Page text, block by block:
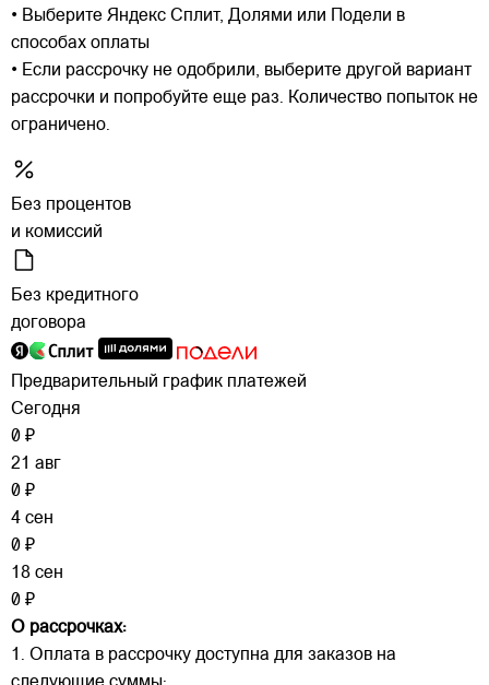
• Выберите Яндекс Сплит, Долями или Подели в
способах оплаты
• Если рассрочку не одобрили, выберите другой вариант
рассрочки и попробуйте еще раз. Количество попыток не
ограничено.
Без процентов
и комиссий
Без кредитного
договора
Предварительный график платежей
Сегодня
0 ₽
21 авг
0 ₽
4 сен
0 ₽
18 сен
0 ₽
О рассрочках:
1. Оплата в рассрочку доступна для заказов на